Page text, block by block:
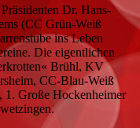
Dr. Hans-
(CC Grün-Weiß
ins Leben
Die eigentlichen
Brühl, KV
CC-Blau-Weiß
Große Hockenheimer